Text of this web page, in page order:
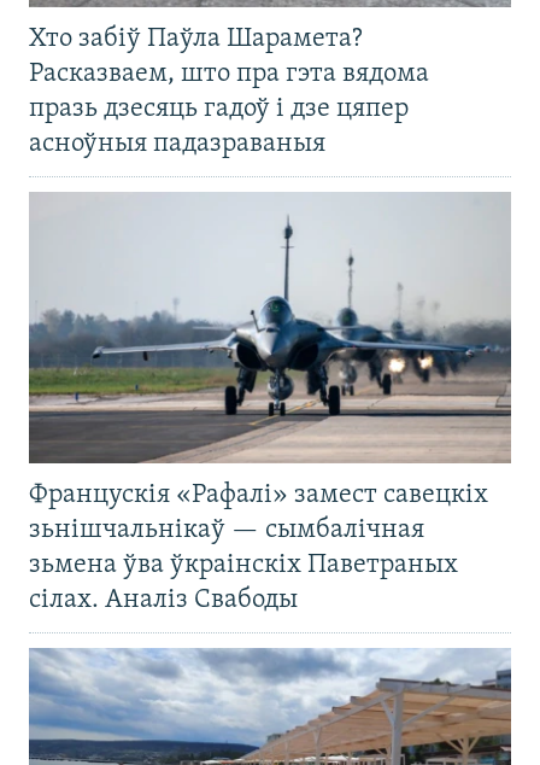
Хто забіў Паўла Шарамета?
Расказваем, што пра гэта вядома
празь дзесяць гадоў і дзе цяпер
асноўныя падазраваныя
Францускія «Рафалі» замест савецкіх
зьнішчальнікаў — сымбалічная
зьмена ўва ўкраінскіх Паветраных
сілах. Аналіз Свабоды